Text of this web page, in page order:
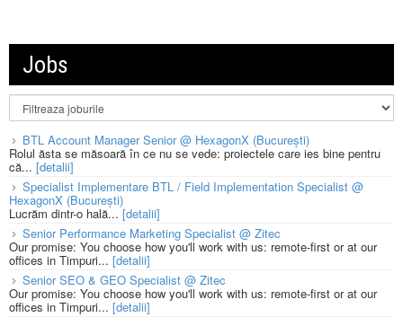
Jobs
BTL Account Manager Senior @ HexagonX (București)
Rolul ăsta se măsoară în ce nu se vede: proiectele care ies bine pentru
că... [detalii]
Specialist Implementare BTL / Field Implementation Specialist @
HexagonX (București)
Lucrăm dintr-o hală...[detalii]
Senior Performance Marketing Specialist @ Zitec
Our promise: You choose how you'll work with us: remote-first or at our
offices in Timpuri... [detalii]
Senior SEO & GEO Specialist @ Zitec
Our promise: You choose how you'll work with us: remote-first or at our
offices in Timpuri... [detalii]